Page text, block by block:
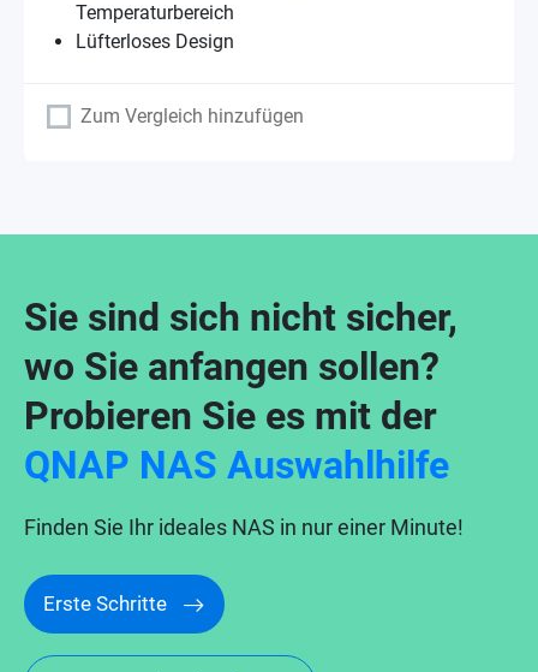
Temperaturbereich
Lüfterloses Design
Zum Vergleich hinzufügen
Sie sind sich nicht sicher,
wo Sie anfangen sollen?
Probieren Sie es mit der
QNAP NAS Auswahlhilfe
Finden Sie Ihr ideales NAS in nur einer Minute!
Erste Schritte